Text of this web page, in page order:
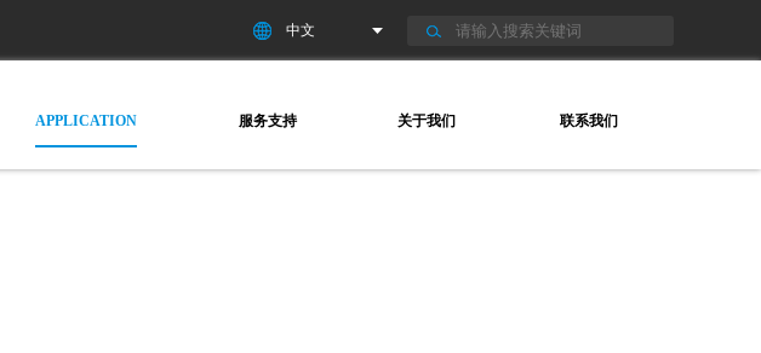
APPLICATION 服务支持
SERVICE
关于我们
ABOUT
联系我们
CONTACT